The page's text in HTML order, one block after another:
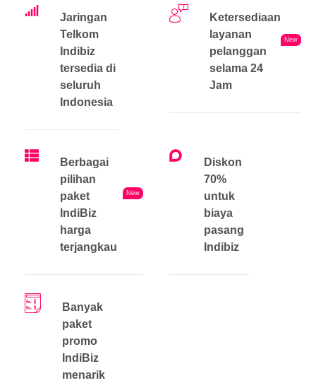
Jaringan
Telkom
Indibiz
tersedia di
seluruh
Indonesia
Ketersediaan
layanan
pelanggan
selama 24
Jam
New
Berbagai
pilihan
paket
IndiBiz
harga
terjangkau
New
Diskon
70%
untuk
biaya
pasang
Indibiz
Banyak
paket
promo
IndiBiz
menarik